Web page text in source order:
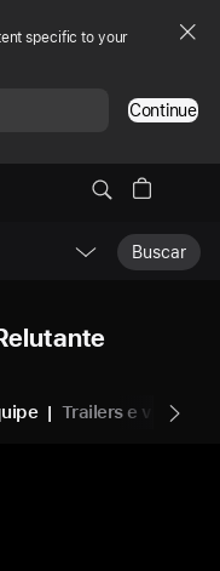
specific to your
Continue
Buscar
Trailers e vídeos